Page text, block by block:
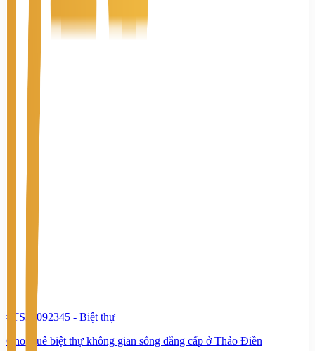
#TS36092345 - Biệt thự
Cho thuê biệt thự không gian sống đẳng cấp ở Thảo Điền